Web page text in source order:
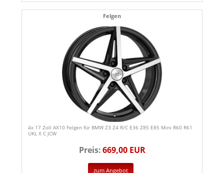
Felgen
4x 17 Zoll AX10 Felgen für BMW Z3 Z4 R/C E36 Z85 E85 Mini R60 R61
UKL X C JCW
Preis:669,00 EUR
zum Angebot